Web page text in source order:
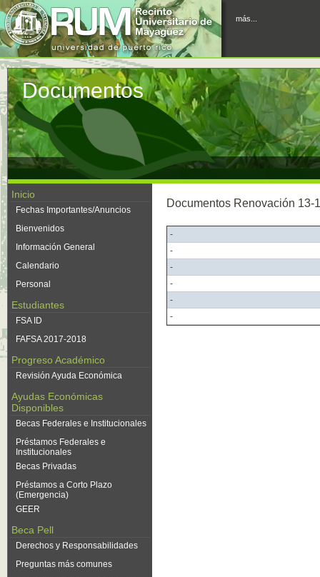
más...
Documentos
Inicio
Fechas Importantes/Anuncios
Bienvenidos
Información General
Calendario
Personal
Estudiantes
FSA ID
FAFSA 2017-2018
Progreso Académico
Revisión Ayuda Económica
Ayudas Económicas
Disponibles
Becas Federales e Institucionales
Préstamos Federales e
Institucionales
Becas Privadas
Préstamos a Corto Plazo
(Emergencia)
GEER
Beca Pell
Derechos y Responsabilidades
Preguntas más comunes
Documentos Renovación 13-
-
-
-
-
-
-